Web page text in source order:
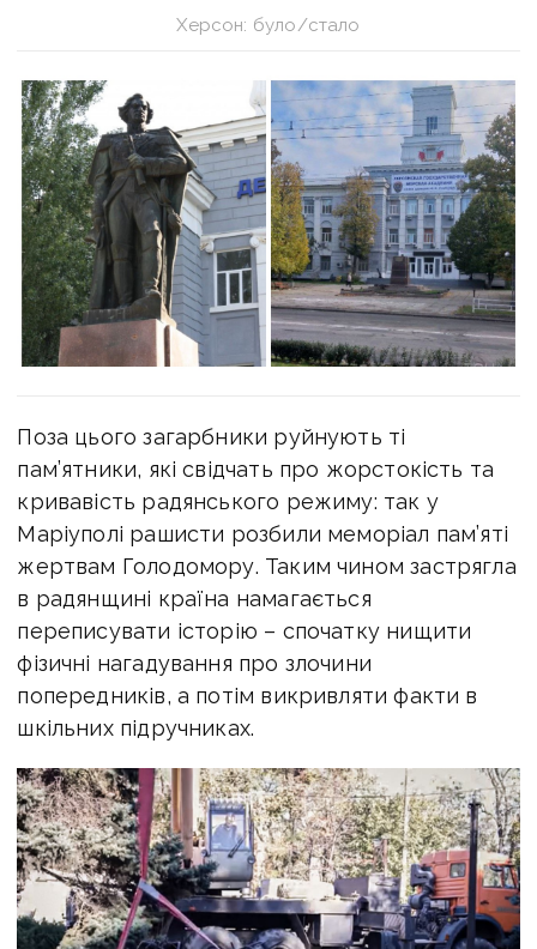
Херсон: було/стало
Поза цього загарбники руйнують ті
пам’ятники, які свідчать про жорстокість та
кривавість радянського режиму: так у
Маріуполі рашисти розбили меморіал пам’яті
жертвам Голодомору. Таким чином застрягла
в радянщині країна намагається
переписувати історію – спочатку нищити
фізичні нагадування про злочини
попередників, а потім викривляти факти в
шкільних підручниках.